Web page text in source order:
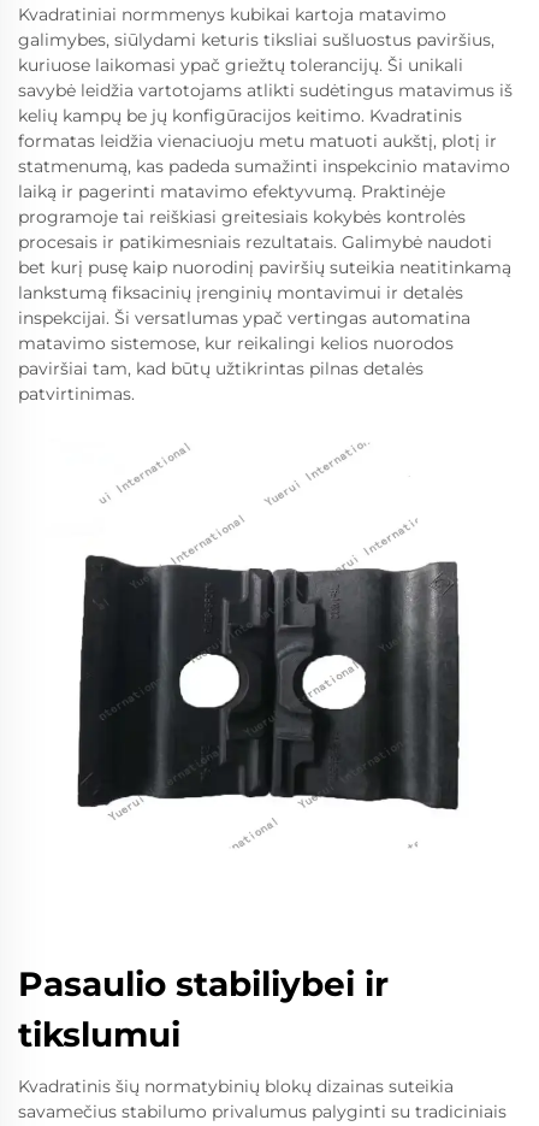
Kvadratiniai normmenys kubikai kartoja matavimo
galimybes, siūlydami keturis tiksliai sušluostus paviršius,
kuriuose laikomasi ypač griežtų tolerancijų. Ši unikali
savybė leidžia vartotojams atlikti sudėtingus matavimus iš
kelių kampų be jų konfigūracijos keitimo. Kvadratinis
formatas leidžia vienaciuoju metu matuoti aukštį, plotį ir
statmenumą, kas padeda sumažinti inspekcinio matavimo
laiką ir pagerinti matavimo efektyvumą. Praktinėje
programoje tai reiškiasi greitesiais kokybės kontrolės
procesais ir patikimesniais rezultatais. Galimybė naudoti
bet kurį pusę kaip nuorodinį paviršių suteikia neatitinkamą
lankstumą fiksacinių įrenginių montavimui ir detalės
inspekcijai. Ši versatlumas ypač vertingas automatina
matavimo sistemose, kur reikalingi kelios nuorodos
paviršiai tam, kad būtų užtikrintas pilnas detalės
patvirtinimas.
Pasaulio stabiliybei ir
tikslumui
Kvadratinis šių normatybinių blokų dizainas suteikia
savamečius stabilumo privalumus palyginti su tradiciniais